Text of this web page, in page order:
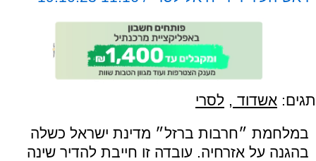
תגים: אשדוד , לסרי
במלחמת ״חרבות ברזל״ מדינת ישראל כשלה
בהגנה על אזרחיה. עובדה זו חייבת להדיר שינה